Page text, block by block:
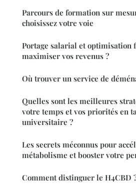
Parcours de formation sur
choisissez votre voie
Portage salarial et optimisation
maximiser vos revenus ?
Où trouver un service de
Quelles sont les meilleures
votre temps et vos priorités en
universitaire ?
Les secrets méconnus pour
métabolisme et booster votre
Comment distinguer le H4CBD